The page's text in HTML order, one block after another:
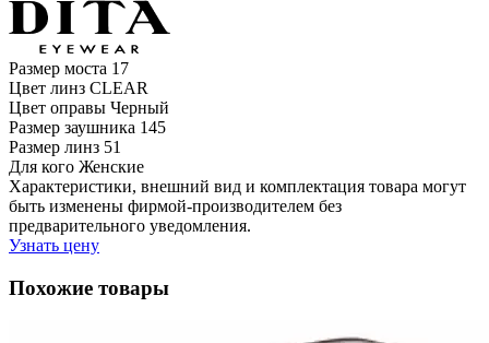
Размер моста 17
Цвет линз CLEAR
Цвет оправы Черный
Размер заушника 145
Размер линз 51
Для кого Женские
Характеристики, внешний вид и комплектация товара могут
быть изменены фирмой-производителем без
предварительного уведомления.
Узнать цену
Похожие товары